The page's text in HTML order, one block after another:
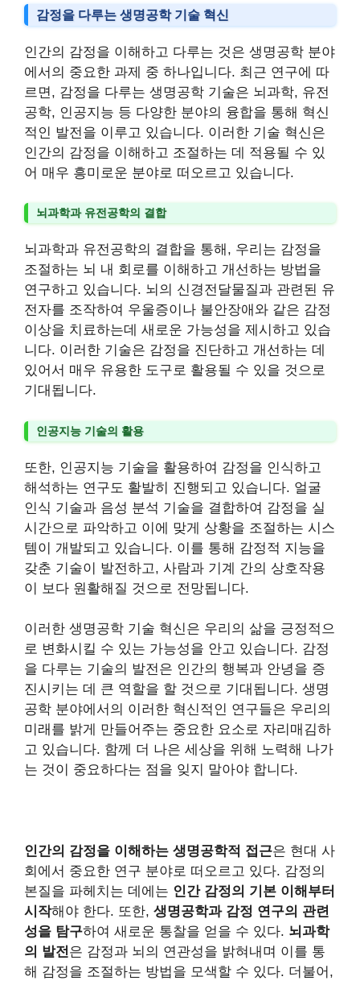
감정을 다루는 생명공학 기술 혁신
인간의 감정을 이해하고 다루는 것은 생명공학 분야
에서의 중요한 과제 중 하나입니다. 최근 연구에 따
르면, 감정을 다루는 생명공학 기술은 뇌과학, 유전
공학, 인공지능 등 다양한 분야의 융합을 통해 혁신
적인 발전을 이루고 있습니다. 이러한 기술 혁신은
인간의 감정을 이해하고 조절하는 데 적용될 수 있
어 매우 흥미로운 분야로 떠오르고 있습니다.
뇌과학과 유전공학의 결합
뇌과학과 유전공학의 결합을 통해, 우리는 감정을
조절하는 뇌 내 회로를 이해하고 개선하는 방법을
연구하고 있습니다. 뇌의 신경전달물질과 관련된 유
전자를 조작하여 우울증이나 불안장애와 같은 감정
이상을 치료하는데 새로운 가능성을 제시하고 있습
니다. 이러한 기술은 감정을 진단하고 개선하는 데
있어서 매우 유용한 도구로 활용될 수 있을 것으로
기대됩니다.
인공지능 기술의 활용
또한, 인공지능 기술을 활용하여 감정을 인식하고
해석하는 연구도 활발히 진행되고 있습니다. 얼굴
인식 기술과 음성 분석 기술을 결합하여 감정을 실
시간으로 파악하고 이에 맞게 상황을 조절하는 시스
템이 개발되고 있습니다. 이를 통해 감정적 지능을
갖춘 기술이 발전하고, 사람과 기계 간의 상호작용
이 보다 원활해질 것으로 전망됩니다.
이러한 생명공학 기술 혁신은 우리의 삶을 긍정적으
로 변화시킬 수 있는 가능성을 안고 있습니다. 감정
을 다루는 기술의 발전은 인간의 행복과 안녕을 증
진시키는 데 큰 역할을 할 것으로 기대됩니다. 생명
공학 분야에서의 이러한 혁신적인 연구들은 우리의
미래를 밝게 만들어주는 중요한 요소로 자리매김하
고 있습니다. 함께 더 나은 세상을 위해 노력해 나가
는 것이 중요하다는 점을 잊지 말아야 합니다.
인간의 감정을 이해하는 생명공학적 접근은 현대 사
회에서 중요한 연구 분야로 떠오르고 있다. 감정의
본질을 파헤치는 데에는 인간 감정의 기본 이해부터
시작해야 한다. 또한, 생명공학과 감정 연구의 관련
성을 탐구하여 새로운 통찰을 얻을 수 있다. 뇌과학
의 발전은 감정과 뇌의 연관성을 밝혀내며 이를 통
해 감정을 조절하는 방법을 모색할 수 있다. 더불어,